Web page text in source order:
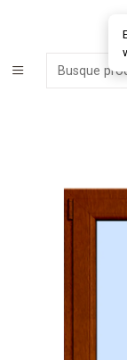
MÁS DE 15
Inicio Ventanas
Ventana abatible
lado derecho)